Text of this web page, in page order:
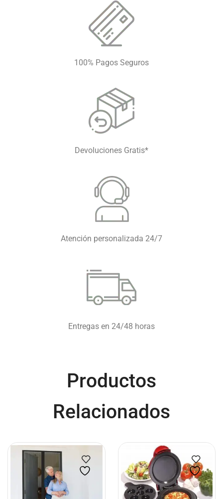
100% Pagos Seguros
Devoluciones Gratis*
Atención personalizada 24/7
Entregas en 24/48 horas
Productos
Relacionados